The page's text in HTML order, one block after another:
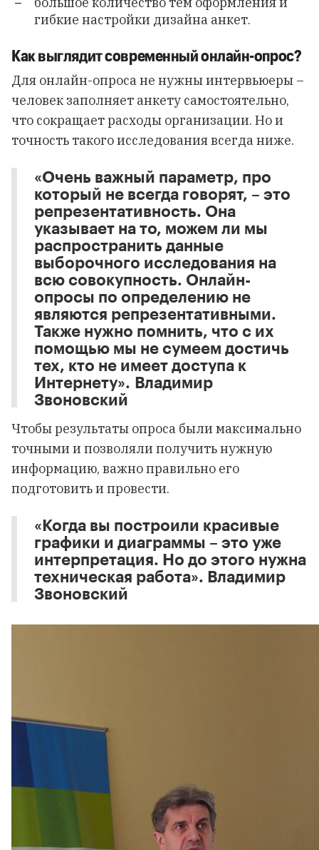
гибкие настройки дизайна анкет.
Как выглядит современный онлайн-опрос?
Для онлайн-опроса не нужны интервьюеры –
человек заполняет анкету самостоятельно,
что сокращает расходы организации. Но и
точность такого исследования всегда ниже.
«Очень важный параметр, про
который не всегда говорят, – это
репрезентативность. Она
указывает на то, можем ли мы
распространить данные
выборочного исследования на
всю совокупность. Онлайн-
опросы по определению не
являются репрезентативными.
Также нужно помнить, что с их
помощью мы не сумеем достичь
тех, кто не имеет доступа к
Интернету». Владимир
Звоновский
Чтобы результаты опроса были максимально
точными и позволяли получить нужную
информацию, важно правильно его
подготовить и провести.
«Когда вы построили красивые
графики и диаграммы – это уже
интерпретация. Но до этого нужна
техническая работа». Владимир
Звоновский